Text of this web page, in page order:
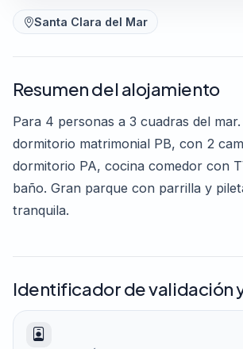
Santa Clara del Mar
Resumen del alojamiento
Para 4 personas a 3 cuadras del
dormitorio matrimonial PB, con 2
dormitorio PA, cocina comedor con
baño. Gran parque con parrilla y
tranquila.
Identificador de validación